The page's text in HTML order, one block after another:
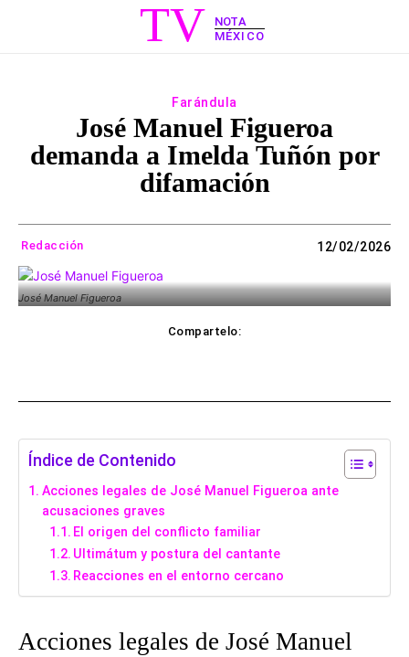
TV
NOTA
MÉXICO
Farándula
José Manuel Figueroa
demanda a Imelda Tuñón por
difamación
Redacción 12/02/2026
José Manuel Figueroa
Compartelo:
Índice de Contenido
Acciones legales de José Manuel Figueroa ante
acusaciones graves
El origen del conflicto familiar
Ultimátum y postura del cantante
Reacciones en el entorno cercano
Acciones legales de José Manuel